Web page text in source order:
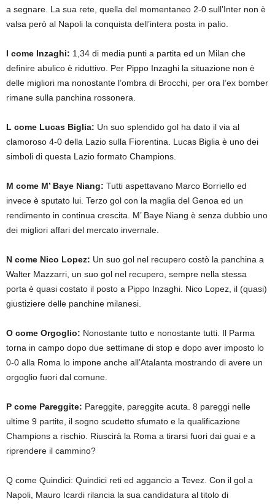
a segnare. La sua rete, quella del momentaneo 2-0 sull’Inter non è
valsa però al Napoli la conquista dell’intera posta in palio.
I come Inzaghi: 1,34 di media punti a partita ed un Milan che
definire abulico è riduttivo. Per Pippo Inzaghi la situazione non è
delle migliori ma nonostante l’ombra di Brocchi, per ora l’ex bomber
rimane sulla panchina rossonera.
L come Lucas Biglia: Un suo splendido gol ha dato il via al
clamoroso 4-0 della Lazio sulla Fiorentina. Lucas Biglia è uno dei
simboli di questa Lazio formato Champions.
M come M’ Baye Niang: Tutti aspettavano Marco Borriello ed
invece è sputato lui. Terzo gol con la maglia del Genoa ed un
rendimento in continua crescita. M’ Baye Niang è senza dubbio uno
dei migliori affari del mercato invernale.
N come Nico Lopez: Un suo gol nel recupero costò la panchina a
Walter Mazzarri, un suo gol nel recupero, sempre nella stessa
porta è quasi costato il posto a Pippo Inzaghi. Nico Lopez, il (quasi)
giustiziere delle panchine milanesi.
O come Orgoglio: Nonostante tutto e nonostante tutti. Il Parma
torna in campo dopo due settimane di stop e dopo aver imposto lo
0-0 alla Roma lo impone anche all’Atalanta mostrando di avere un
orgoglio fuori dal comune.
P come Pareggite: Pareggite, pareggite acuta. 8 pareggi nelle
ultime 9 partite, il sogno scudetto sfumato e la qualificazione
Champions a rischio. Riuscirà la Roma a tirarsi fuori dai guai e a
riprendere il cammino?
Q come Quindici: Quindici reti ed aggancio a Tevez. Con il gol a
Napoli, Mauro Icardi rilancia la sua candidatura al titolo di